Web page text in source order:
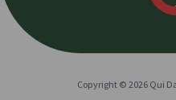
Copyright © 2026 Qui